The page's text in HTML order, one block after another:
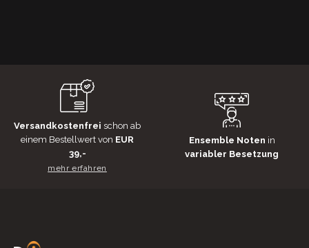
Versandkostenfrei schon ab
einem Bestellwert von EUR
39,-
mehr erfahren
Ensemble Noten in
variabler Besetzung